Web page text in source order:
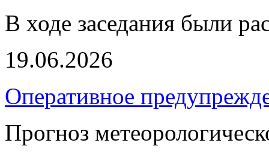
В ходе заседания были
19.06.2026
Оперативное
Прогноз